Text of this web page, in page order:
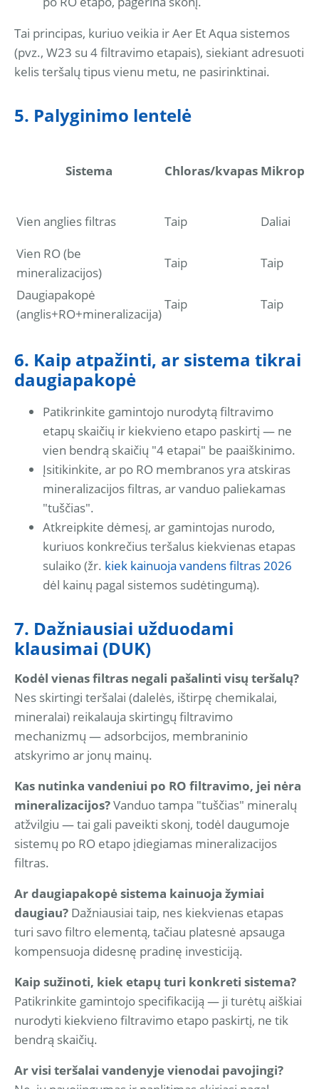
Tai principas, kuriuo veikia ir Aer Et Aqua sistemos
(pvz., W23 su 4 filtravimo etapais), siekiant adresuoti
kelis teršalų tipus vienu metu, ne pasirinktinai.
5. Palyginimo lentelė
Sistema Chloras/kvapas
Vien anglies filtras Taip
Daliai
Vien RO (be
mineralizacijos)
Taip
Taip
Daugiapakopė
(anglis+RO+mineralizacija)
Taip Taip
6. Kaip atpažinti, ar sistema tikrai
daugiapakopė
Patikrinkite gamintojo nurodytą filtravimo
etapų skaičių ir kiekvieno etapo paskirtį — ne
vien bendrą skaičių "4 etapai" be paaiškinimo.
Įsitikinkite, ar po RO membranos yra atskiras
mineralizacijos filtras, ar vanduo paliekamas
"tuščias".
Atkreipkite dėmesį, ar gamintojas nurodo,
kuriuos konkrečius teršalus kiekvienas etapas
sulaiko (žr. kiek kainuoja vandens filtras 2026
dėl kainų pagal sistemos sudėtingumą).
7. Dažniausiai užduodami
klausimai (DUK)
Kodėl vienas filtras negali pašalinti visų teršalų?
Nes skirtingi teršalai (dalelės, ištirpę chemikalai,
mineralai) reikalauja skirtingų filtravimo
mechanizmų — adsorbcijos, membraninio
atskyrimo ar jonų mainų.
Kas nutinka vandeniui po RO filtravimo, jei nėra
mineralizacijos?Vanduo tampa "tuščias" mineralų
atžvilgiu — tai gali paveikti skonį, todėl daugumoje
sistemų po RO etapo įdiegiamas mineralizacijos
filtras.
Ar daugiapakopė sistema kainuoja žymiai
daugiau? Dažniausiai taip, nes kiekvienas etapas
turi savo filtro elementą, tačiau platesnė apsauga
kompensuoja didesnę pradinę investiciją.
Kaip sužinoti, kiek etapų turi konkreti sistema?
Patikrinkite gamintojo specifikaciją — ji turėtų aiškiai
nurodyti kiekvieno filtravimo etapo paskirtį, ne tik
bendrą skaičių.
Ar visi teršalai vandenyje vienodai pavojingi?